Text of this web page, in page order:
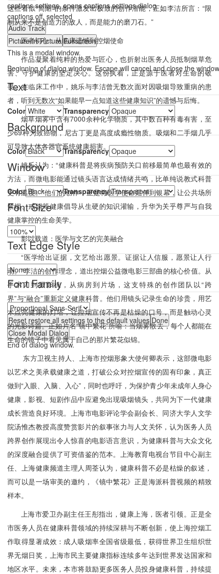
captions settings, opens captions settings dialog
captions off, selected
Audio Track
Picture-in-Picture Fullscreen
This is a modal window.
Beginning of dialog window. Escape will cancel and close the
Text
Color Transparency
Background
Color Transparency
Window
Color Transparency
Font Size
Text Edge Style
Font Family
Reset restore all settings to the default values Done
Close Modal Dialog
End of dialog window.
这些看似“简陋”的条件激发出极致的创作潜能，正如李洁所言：“限
制从来不是创造力的敌人，而是能力的磨刀石。”
医者初心：从临床遗憾到控烟使命
作品凝聚着纯粹的热爱与匠心，也折射出医务人员抵制烟草危
害、守护健康的坚定决心。这份执着，正是源于医者对生命的敬
畏。在临床工作中，姚乐与李洁曾无数次面对因吸烟导致重病的患
者，听到无数次“如果能早一点知道这些健康知识”的遗憾与后悔。
烟草烟雾中含有7000余种化学物质，其中数百种有毒有害，至
少69种为致癌物，尼古丁更是高度成瘾性物质。吸烟和二手烟几乎
可导致人体各器官系统健康损害。
姚乐认为：“健康科普是将疾病预防关口前移最简单也最有效的
方法，而微电影能通过镜头语言达成情绪共鸣，比单纯说教式科普
更有温度。”他们的创作，正是将医学使命延伸到银幕，让公共场所
禁烟、戒烟等健康倡导从生硬的知识灌输，升华为关乎尊严与自我
健康掌控的生命美学。
影以载道：医学与文艺的完美融合
“医学给出证据，文艺给出愿景。证据让人信服，愿景让人行
动。”李洁的创作理念，道出控烟公益微电影三部曲的核心价值。从
手术刀到摄影机，从病房到片场，这支特殊的创作团队以“跨
界”与“融合”重新定义健康科普。他们用镜头记录生命的珍贵，用艺
术点亮健康的灯塔，让控烟宣传不再是枯燥的口号，而是触动心灵
的光影诗篇。正如片名“镜中繁花”所喻：当烟雾散去，每个人都能在
生命的镜子中看见属于自己的那片繁花似锦。
东方卫视主持人、上海市控烟形象大使何卿表示，这部微电影
以艺术之美承载健康之道，打破公众对控烟宣传的固有印象，真正
做到“入眼、入脑、入心”，同时也呼吁，为保护青少年未成年人身心
健康，影视、短剧作品中应避免出现吸烟镜头，共同为下一代健康
成长营造良好环境。上海市电影评论学会副会长、同济大学人文学
院汤惟杰教授高度赞赏影片的叙事张力与人文关怀，认为医务人员
跨界创作展现出令人惊喜的电影语言意识，为健康科普与大众文化
的深度融合提供了可资借鉴的范本。上海教育电视台节目中心副主
任、上海健康频道主理人周荃认为，健康科普不必是枯燥的叙述，
而可以是一场审美的邀约，《镜中繁花》正是海派科普视频的精致
样本。
上海市爱卫办副主任王彤指出，健康上海，医者引领。正是全
市医务人员在健康科普领域的持续深耕与不断创新，使上海控烟工
作取得显著成效：成人吸烟率全国省级最低，获得世界卫生组织世
界无烟日奖，上海市民主要健康指标连续多年达到世界发达国家和
地区水平。未来，本市将鼓励更多医务人员投身健康科普，持续提